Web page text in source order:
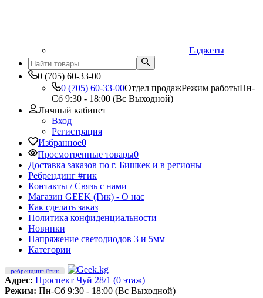
Гаджеты
0 (705) 60-33-00
0 (705) 60-33-00Отдел продажРежим работыПн-
Сб 9:30 - 18:00 (Вс Выходной)
Личный кабинет
Вход
Регистрация
Избранное0
Просмотренные товары0
Доставка заказов по г. Бишкек и в регионы
Ребрендинг #гик
Контакты / Связь с нами
Магазин GEEK (Гик) - О нас
Как сделать заказ
Политика конфиденциальности
Новинки
Напряжение светодиодов 3 и 5мм
Категории
ребрендинг #гик
Адрес: Проспект Чуй 28/1 (0 этаж)
Режим: Пн-Сб 9:30 - 18:00 (Вс Выходной)